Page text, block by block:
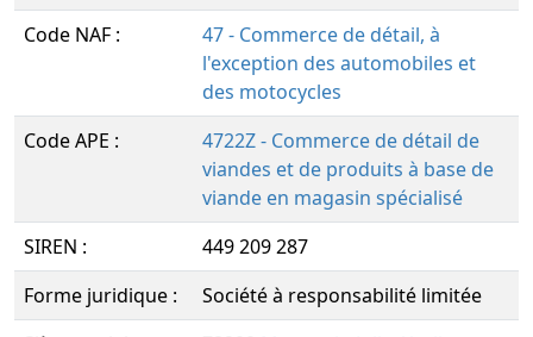
Code NAF :
47 - Commerce de détail, à
l'exception des automobiles et
des motocycles
Code APE :
4722Z - Commerce de détail de
viandes et de produits à base de
viande en magasin spécialisé
SIREN :
449 209 287
Forme juridique :
Société à responsabilité limitée